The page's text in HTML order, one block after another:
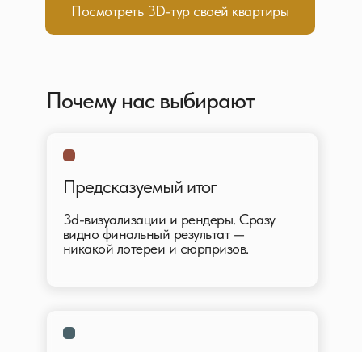
Посмотреть 3D-тур своей квартиры
Почему нас выбирают
3d-визуализации и рендеры. Сразу
видно финальный результат —
никакой лотереи и сюрпризов.
Предсказуемый итог